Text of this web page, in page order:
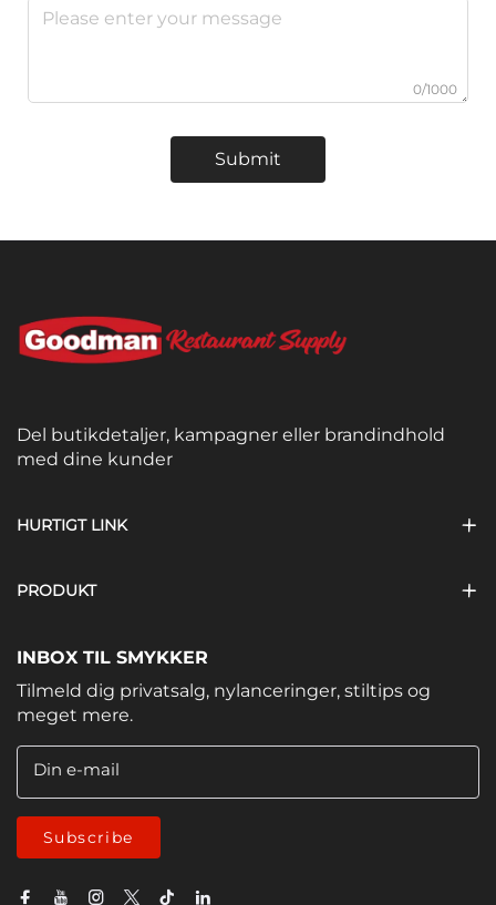
0/1000
Submit
Del butikdetaljer, kampagner eller brandindhold
med dine kunder
HURTIGT LINK
PRODUKT
INBOX TIL SMYKKER
Tilmeld dig privatsalg, nylanceringer, stiltips og
meget mere.
Din e-mail
Subscribe